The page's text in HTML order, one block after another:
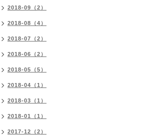
2018-09（2）
2018-08（4）
2018-07（2）
2018-06（2）
2018-05（5）
2018-04（1）
2018-03（1）
2018-01（1）
2017-12（2）